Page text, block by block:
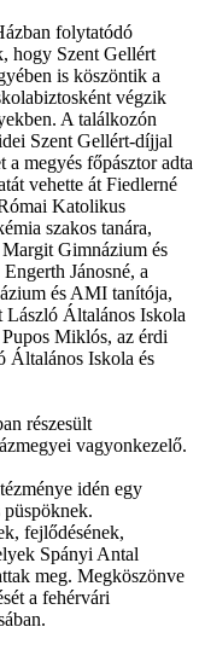
folytatódó
hogy Szent Gellért
is köszöntik a
végzik
A találkozón
Szent Gellért-díjjal
a megyés főpásztor adta
vehette át Fiedlerné
Katolikus
szakos tanára,
Gimnázium és
Jánosné, a
és AMI tanítója,
László Általános Iskola
Miklós, az érdi
Általános Iskola és
részesült
vagyonkezelő.
idén egy
püspöknek.
fejlődésének,
Spányi Antal
meg. Megköszönve
a fehérvári